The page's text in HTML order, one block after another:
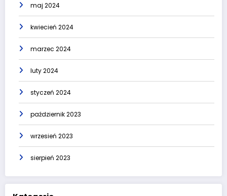
maj 2024
kwiecień 2024
marzec 2024
luty 2024
styczeń 2024
październik 2023
wrzesień 2023
sierpień 2023